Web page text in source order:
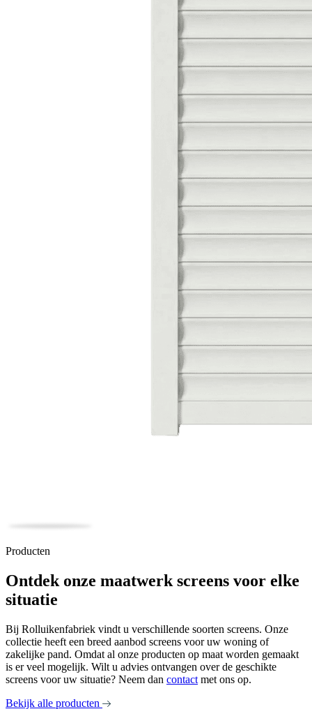
Producten
Ontdek onze maatwerk screens voor elke
situatie
Bij Rolluikenfabriek vindt u verschillende soorten screens. Onze
collectie heeft een breed aanbod screens voor uw woning of
zakelijke pand. Omdat al onze producten op maat worden gemaakt
is er veel mogelijk. Wilt u advies ontvangen over de geschikte
screens voor uw situatie? Neem dan contact met ons op.
Bekijk alle producten